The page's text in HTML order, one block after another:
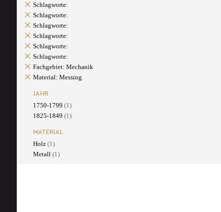
Schlagworte:
Schlagworte:
Schlagworte:
Schlagworte:
Schlagworte:
Schlagworte:
Fachgebiet: Mechanik
Material: Messing
JAHR
1750-1799 (1)
1825-1849 (1)
MATERIAL
Holz (1)
Metall (1)